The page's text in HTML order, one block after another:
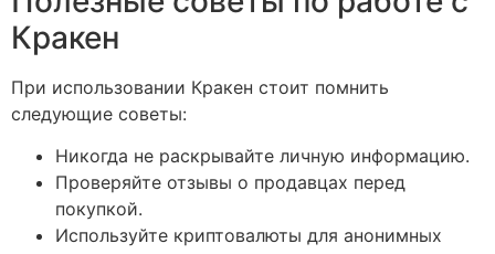
Кракен
При использовании Кракен стоит помнить
следующие советы:
Никогда не раскрывайте личную информацию.
Проверяйте отзывы о продавцах перед
покупкой.
Используйте криптовалюты для анонимных